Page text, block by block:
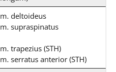
m. deltoideus
m. supraspinatus
m. trapezius (STH)
m. serratus anterior (STH)